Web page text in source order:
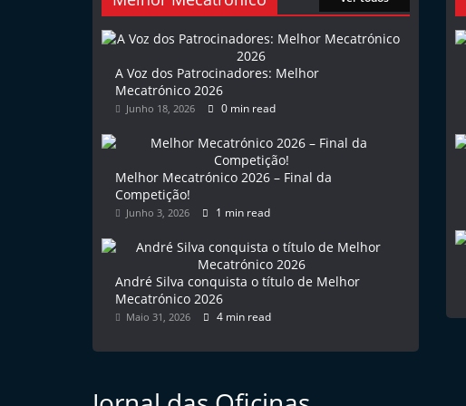
A Voz dos Patrocinadores: Melhor
Mecatrónico 2026
Junho 18, 2026 0 min read
Melhor Mecatrónico 2026 – Final da
Competição!
Junho 3, 2026 1 min read
André Silva conquista o título de Melhor
Mecatrónico 2026
Maio 31, 2026 4 min read